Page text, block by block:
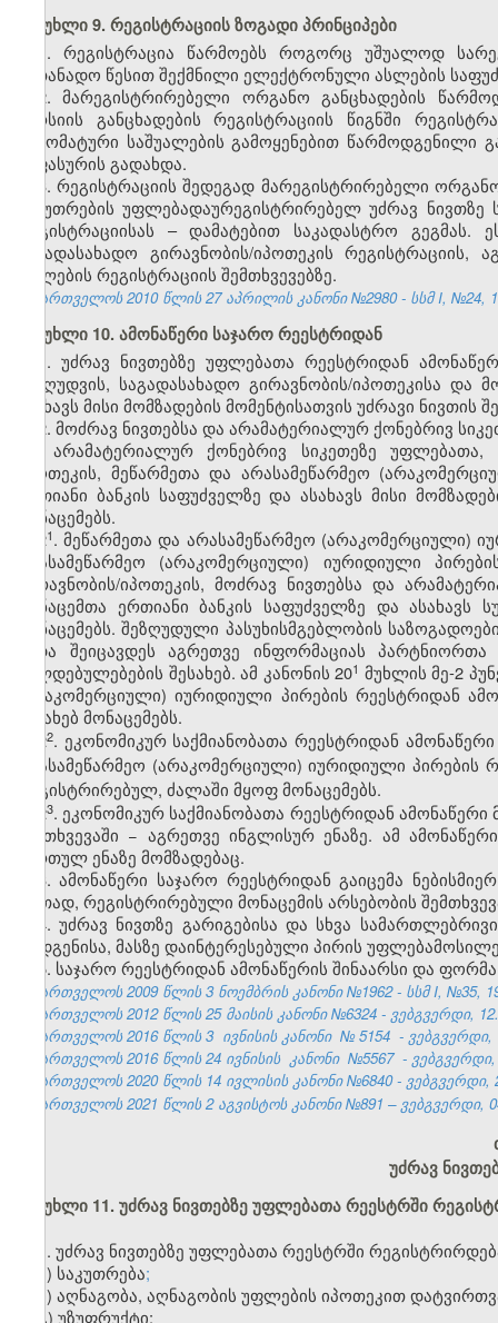
მუხლი 9. რეგისტრაციის ზოგადი პრინციპები
1. რეგისტრაცია წარმოებს როგორც უშუალოდ
სათანადო წესით შექმნილი ელექტრონული ასლების
2. მარეგისტრირებელი ორგანო განცხადების
ვერსიის განცხადების რეგისტრაციის წიგნში
ავტომატური საშუალების გამოყენებით წარმოდგენილი
საფასურის გადახდა.
3. რეგისტრაციის შედეგად მარეგისტრირებელი
საკუთრების უფლებადაურეგისტრირებელ უძრავ
რეგისტრაციისას – დამატებით საკადასტრო
საგადასახადო გირავნობის/იპოთეკის
უფლების რეგისტრაციის შემთხვევებზე.
საქართველოს 2010 წლის 27 აპრილის კანონი №2980 - სსმ I, №24,
მუხლი 10. ამონაწერი საჯარო რეესტრიდან
1. უძრავ ნივთებზე უფლებათა რეესტრიდან
შეზღუდვის, საგადასახადო გირავნობის/იპოთეკისა
ასახავს მისი მომზადების მომენტისათვის უძრავი
2. მოძრავ ნივთებსა და არამატერიალურ ქონებრივ
და არამატერიალურ ქონებრივ სიკეთეზე უფლებათა,
იპოთეკის, მეწარმეთა და არასამეწარმეო
ერთიანი ბანკის საფუძველზე და ასახავს მისი
მონაცემებს.
2​1. მეწარმეთა და არასამეწარმეო (არაკომერციული)
არასამეწარმეო (არაკომერციული) იურიდიული
გირავნობის/იპოთეკის, მოძრავ ნივთებსა და
მონაცემთა ერთიანი ბანკის საფუძველზე და
მონაცემებს. შეზღუდული პასუხისმგებლობის
უნდა შეიცავდეს აგრეთვე ინფორმაციას
ვალდებულებების შესახებ. ამ კანონის 20​1 მუხლის მე-2
(არაკომერციული) იურიდიული პირების რეესტრიდან
შესახებ მონაცემებს.
2​2. ეკონომიკურ საქმიანობათა რეესტრიდან
არასამეწარმეო (არაკომერციული) იურიდიული პირების
რეგისტრირებულ, ძალაში მყოფ მონაცემებს.
2​3. ეკონომიკურ საქმიანობათა რეესტრიდან
შემთხვევაში − აგრეთვე ინგლისურ ენაზე. ამ
ქართულ ენაზე მომზადებაც.
3. ამონაწერი საჯარო რეესტრიდან გაიცემა
ერთად, რეგისტრირებული მონაცემის არსებობის
4. უძრავ ნივთზე გარიგებისა და სხვა
დადგენისა, მასზე დაინტერესებული პირის
5. საჯარო რეესტრიდან ამონაწერის შინაარსი და
საქართველოს 2009 წლის 3 ნოემბრის კანონი №1962 - სსმ I, №35,
საქართველოს 2012 წლის 25 მაისის კანონი №6324 - ვებგვერდი,
საქართველოს 2016 წლის 3 ივნისის კანონი № 5154 - ვებგვერდი,
საქართველოს 2016 წლის 24 ივნისის კანონი №5567 - ვებგვერდი,
საქართველოს 2020 წლის 14 ივლისის კანონი №6840 - ვებგვერდი,
საქართველოს 2021 წლის 2 აგვისტოს კანონი №891 – ვებგვერდი,
უძრავ
მუხლი 11. უძრავ ნივთებზე უფლებათა რეესტრში
1. უძრავ ნივთებზე უფლებათა რეესტრში
ა) საკუთრება;
ბ) აღნაგობა, აღნაგობის უფლების იპოთეკით
გ) უზუფრუქტი;